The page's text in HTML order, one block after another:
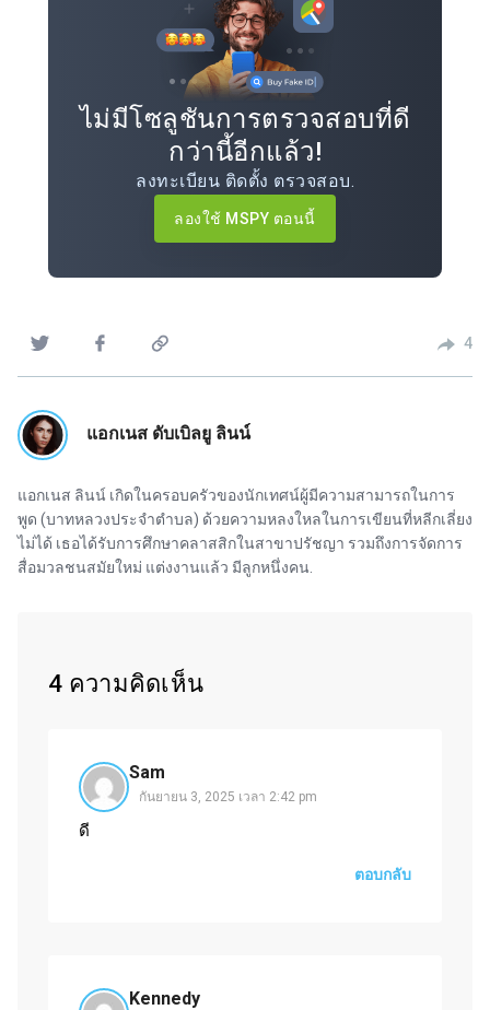
ไม่มีโซลูชันการตรวจสอบที่ดี
กว่านี้อีกแล้ว!
ลงทะเบียน ติดตั้ง ตรวจสอบ.
ลองใช้ MSPY ตอนนี้
4
แอกเนส ดับเบิลยู ลินน์
แอกเนส ลินน์ เกิดในครอบครัวของนักเทศน์ผู้มีความสามารถในการ
พูด (บาทหลวงประจำตำบล) ด้วยความหลงใหลในการเขียนที่หลีกเลี่ยง
ไม่ได้ เธอได้รับการศึกษาคลาสสิกในสาขาปรัชญา รวมถึงการจัดการ
สื่อมวลชนสมัยใหม่ แต่งงานแล้ว มีลูกหนึ่งคน.
4 ความคิดเห็น
Sam
กันยายน 3, 2025 เวลา 2:42 pm
ดี
ตอบกลับ
Kennedy